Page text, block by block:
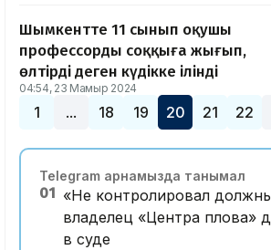
Шымкентте 11 сынып оқушы
профессорды соққыға жығып,
өлтірді деген күдікке ілінді
04:54, 23 Мамыр 2024
1 … 18 19 20 21 22
Telegram арнамызда танымал
01 «Не контролировал
владелец «Центра плова»
в суде